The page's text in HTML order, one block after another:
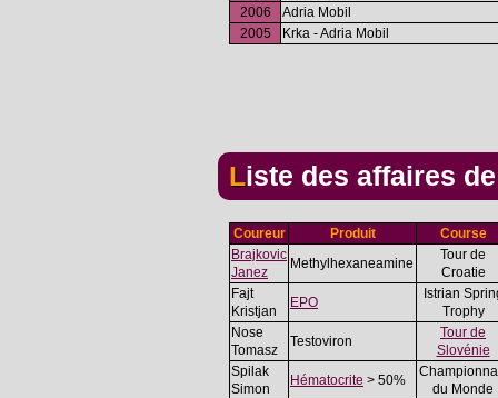
2006
Adria Mobil
2005
Krka - Adria Mobil
Liste des affaires
Coureur Produit
Course
Brajkovic
Janez
Methylhexaneamine
Tour de
Croatie
Fajt
Kristjan
EPO
Istrian
Trophy
Nose
Tomasz
Testoviron
Tour de
Slovénie
Spilak
Simon
Hématocrite > 50%
du Monde